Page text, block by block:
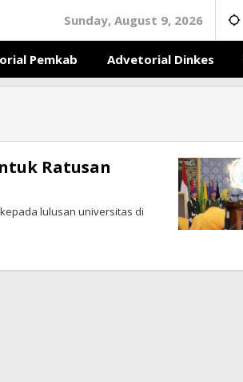
Sunday, August 9, 2026
Pemkab Advetorial Dinkes
Ratusan
lulusan universitas di